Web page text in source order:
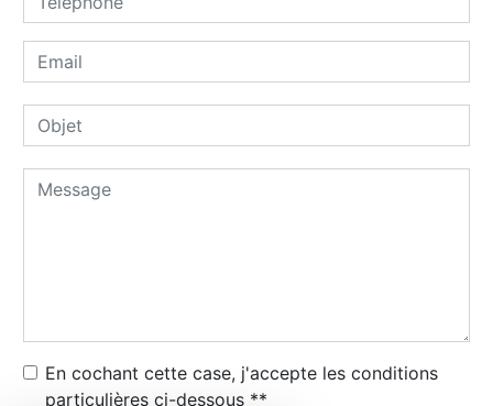
En cochant cette case, j'accepte les conditions
particulières ci-dessous **